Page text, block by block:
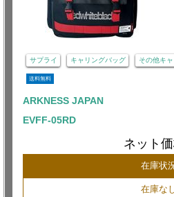
サプライ キャリングバッグ その他キ
送料無料
ARKNESS JAPAN
EVFF-05RD
ネット価
在庫状
在庫な